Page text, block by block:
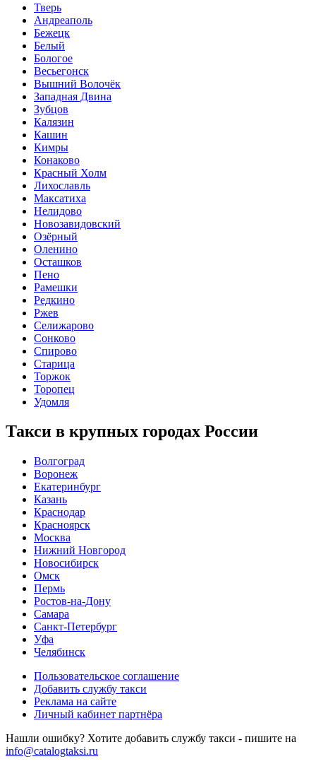
Тверь
Андреаполь
Бежецк
Белый
Бологое
Весьегонск
Вышний Волочёк
Западная Двина
Зубцов
Калязин
Кашин
Кимры
Конаково
Красный Холм
Лихославль
Максатиха
Нелидово
Новозавидовский
Озёрный
Оленино
Осташков
Пено
Рамешки
Редкино
Ржев
Селижарово
Сонково
Спирово
Старица
Торжок
Торопец
Удомля
Такси в крупных городах России
Волгоград
Воронеж
Екатеринбург
Казань
Краснодар
Красноярск
Москва
Нижний Новгород
Новосибирск
Омск
Пермь
Ростов-на-Дону
Самара
Санкт-Петербург
Уфа
Челябинск
Пользовательское соглашение
Добавить службу такси
Реклама на сайте
Личный кабинет партнёра
Нашли ошибку? Хотите добавить службу такси - пишите на
info@catalogtaksi.ru